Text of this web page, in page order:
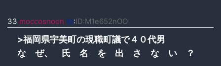
33 moccosnoon ID:ID:M1e652nOO
>福岡県宇美町の現職町議で４０代男
な ぜ、 氏 名 を 出 さ な い ？